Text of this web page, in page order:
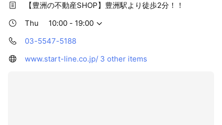
【豊洲の不動産SHOP】豊洲駅より徒歩2分！！
Thu
10:00 - 19:00
03-5547-5188
www.start-line.co.jp/ 3 other items